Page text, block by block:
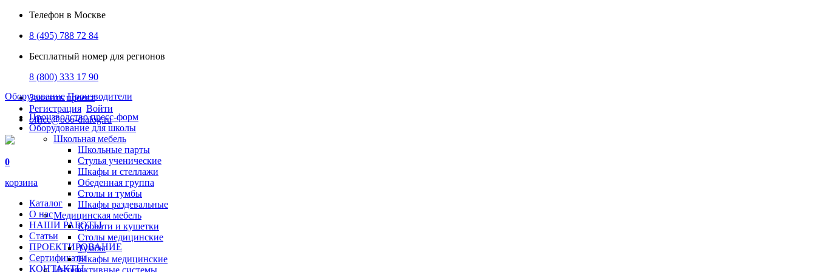
Телефон в Москве
8 (495) 788 72 84
Бесплатный номер для регионов
8 (800) 333 17 90
Заказать проект
Регистрация Войти
office@ooo-dialog.ru
0
корзина
Каталог
О нас
НАШИ РАБОТЫ
Статьи
ПРОЕКТИРОВАНИЕ
Сертификаты
КОНТАКТЫ
Оборудование Производители
Производство пресс-форм
Оборудование для школы
Школьная мебель
Школьные парты
Стулья ученические
Шкафы и стеллажи
Обеденная группа
Столы и тумбы
Шкафы раздевальные
Медицинская мебель
Кровати и кушетки
Столы медицинские
Тумбы
Шкафы медицинские
Интерактивные системы